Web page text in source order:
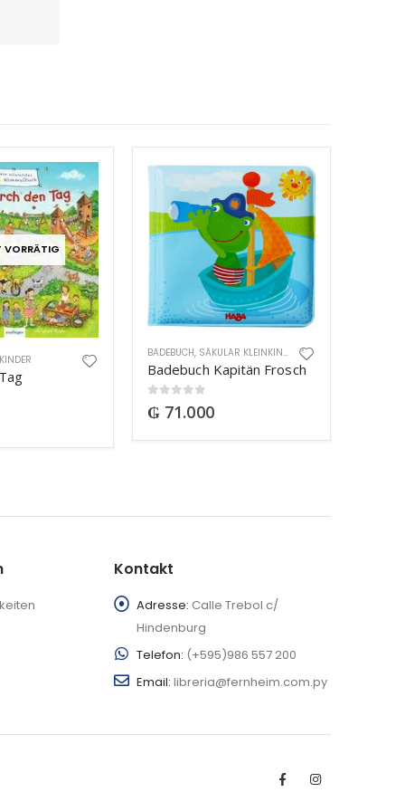
VORRÄTIG
BADEBUCH, SÄKULAR KLEINKINDER
Badebuch Kapitän Frosch
0out of 5
₲ 71.000
Kontakt
Adresse: Calle Trebol c/
Hindenburg
Telefon: (+595)986 557 200
Email: libreria@fernheim.com.py